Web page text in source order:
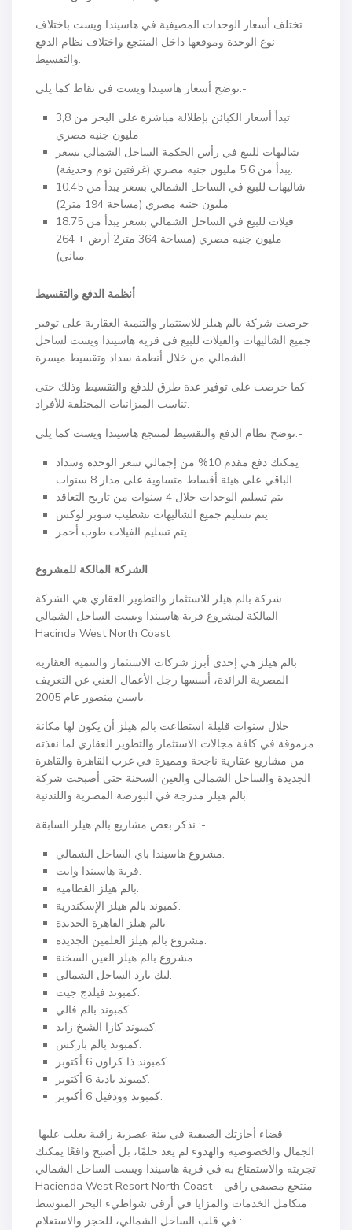
تختلف أسعار الوحدات المصيفية في هاسيندا ويست باختلاف
نوع الوحدة وموقعها داخل المنتجع واختلاف نظام الدفع
والتقسيط.
نوضح أسعار هاسيندا ويست في نقاط كما يلي:-
تبدأ أسعار الكبائن بإطلالة مباشرة على البحر من 3,8
مليون جنيه مصري
شاليهات للبيع في رأس الحكمة الساحل الشمالي بسعر
يبدأ من 5.6 مليون جنيه مصري (غرفتين نوم وحديقة).
شاليهات للبيع في الساحل الشمالي بسعر يبدأ من 10.45
مليون جنيه مصري (مساحة 194 متر2)
فيلات للبيع في الساحل الشمالي بسعر يبدأ من 18.75
مليون جنيه مصري (مساحة 364 متر2 أرض + 264
مباني).
أنظمة الدفع والتقسيط
حرصت شركة بالم هيلز للاستثمار والتنمية العقارية على توفير
جميع الشاليهات والفيلات للبيع في قرية هاسيندا ويست لساحل
الشمالي من خلال أنظمة سداد وتقسيط ميسرة.
كما حرصت على توفير عدة طرق للدفع والتقسيط وذلك حتى
تناسب الميزانيات المختلفة للأفراد.
نوضح نظام الدفع والتقسيط لمنتجع هاسيندا ويست كما يلي:-
يمكنك دفع مقدم 10% من إجمالي سعر الوحدة وسداد
الباقي على هيئة أقساط متساوية على مدار 8 سنوات.
يتم تسليم الوحدات خلال 4 سنوات من تاريخ التعاقد
يتم تسليم جميع الشاليهات تشطيب سوبر لوكس
يتم تسليم الفيلات طوب أحمر
الشركة المالكة للمشروع
شركة بالم هيلز للاستثمار والتطوير العقاري هي الشركة
المالكة لمشروع قرية هاسيندا ويست الساحل الشمالي
Hacinda West North Coast
بالم هيلز هي إحدى أبرز شركات الاستثمار والتنمية العقارية
المصرية الرائدة، أسسها رجل الأعمال الغني عن التعريف
ياسين منصور عام 2005.
خلال سنوات قليلة استطاعت بالم هيلز أن يكون لها مكانة
مرموقة في كافة مجالات الاستثمار والتطوير العقاري لما نفذته
من مشاريع عقارية ناجحة ومميزة في غرب القاهرة والقاهرة
الجديدة والساحل الشمالي والعين السخنة حتى أصبحت شركة
بالم هيلز مدرجة في البورصة المصرية واللندنية.
نذكر بعض مشاريع بالم هيلز السابقة :-
مشروع هاسيندا باي الساحل الشمالي.
قرية هاسيندا وايت.
بالم هيلز القطامية.
كمبوند بالم هيلز الإسكندرية.
بالم هيلز القاهرة الجديدة.
مشروع بالم هيلز العلمين الجديدة.
مشروع بالم هيلز العين السخنة.
ليك يارد الساحل الشمالي.
كمبوند فيلدج جيت.
كمبوند بالم فالي.
كمبوند كازا الشيخ زايد.
كمبوند بالم باركس.
كمبوند ذا كراون 6 أكتوبر.
كمبوند بادية 6 أكتوبر.
كمبوند وودفيل 6 أكتوبر.
قضاء أجازتك الصيفية في بيئة عصرية راقية يغلب عليها
الجمال والخصوصية والهدوء لم يعد حلمًا، بل أصبح واقعًا يمكنك
تجربته والاستمتاع به في قرية هاسيندا ويست الساحل الشمالي
Hacienda West Resort North Coast – منتجع مصيفي راقي
متكامل الخدمات والمزايا في أرقى شواطيء البحر المتوسط
في قلب الساحل الشمالي، للحجز والاستعلام :